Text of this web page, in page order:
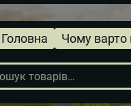
Головна Чому варто